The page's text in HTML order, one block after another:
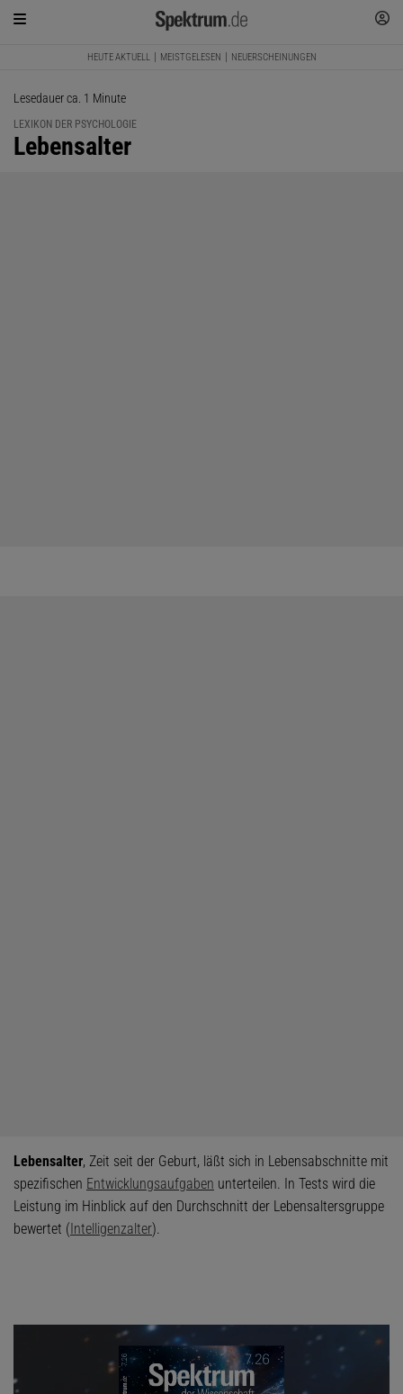
HEUTE AKTUELL MEISTGELESEN NEUERSCHEINUNGEN
Lesedauer ca. 1 Minute
LEXIKON DER PSYCHOLOGIE
:
Lebensalter
Lebensalter, Zeit seit der Geburt, läßt sich in Lebensabschnitte mit
spezifischen Entwicklungsaufgaben unterteilen. In Tests wird die
Leistung im Hinblick auf den Durchschnitt der Lebensaltersgruppe
bewertet (Intelligenzalter).